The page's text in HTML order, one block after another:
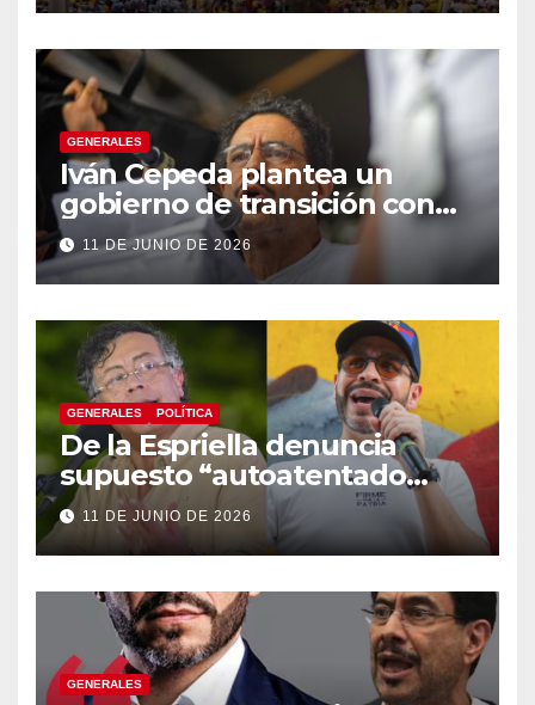
GENERALES
Iván Cepeda plantea un
gobierno de transición con
énfasis en el empalme
institucional y una eventual
constituyente
11 DE JUNIO DE 2026
GENERALES POLÍTICA
De la Espriella denuncia
supuesto “autoatentado
legislativo” tras decisión de
suspender provisionalmente
a Petro
11 DE JUNIO DE 2026
GENERALES